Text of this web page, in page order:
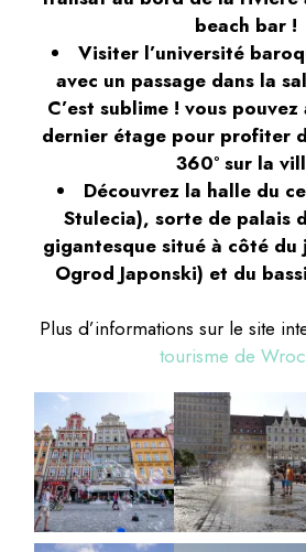
beach bar !
Visiter l’université
avec un passage dans la
C’est sublime ! vous
dernier étage pour profiter
360° sur la
Découvrez la halle du
Stulecia), sorte de palais
gigantesque situé à côté du
Ogrod Japonski) et du
Plus d’informations sur le site
tourisme de